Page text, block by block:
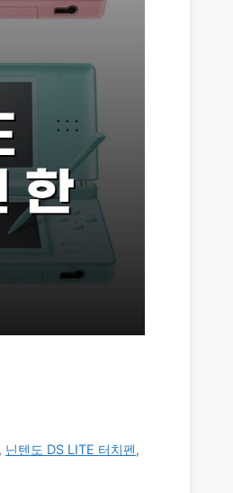
, 닌텐도 DS LITE 터치펜,